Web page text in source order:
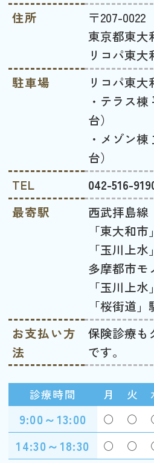
住所
〒207-0022
東京都東大
リコパ東大
駐車場
リコパ東大
・テラス
台）
・メゾン
台）
TEL
042-516-
最寄駅
西武拝島線
「東大和市
「玉川上
多摩都市モ
「玉川上水
「桜街道
お支払い方
法
保険診療も
です。
診療時間 月 火
9:00～13:00 ◯ ◯
14:30～18:30 ◯ ◯